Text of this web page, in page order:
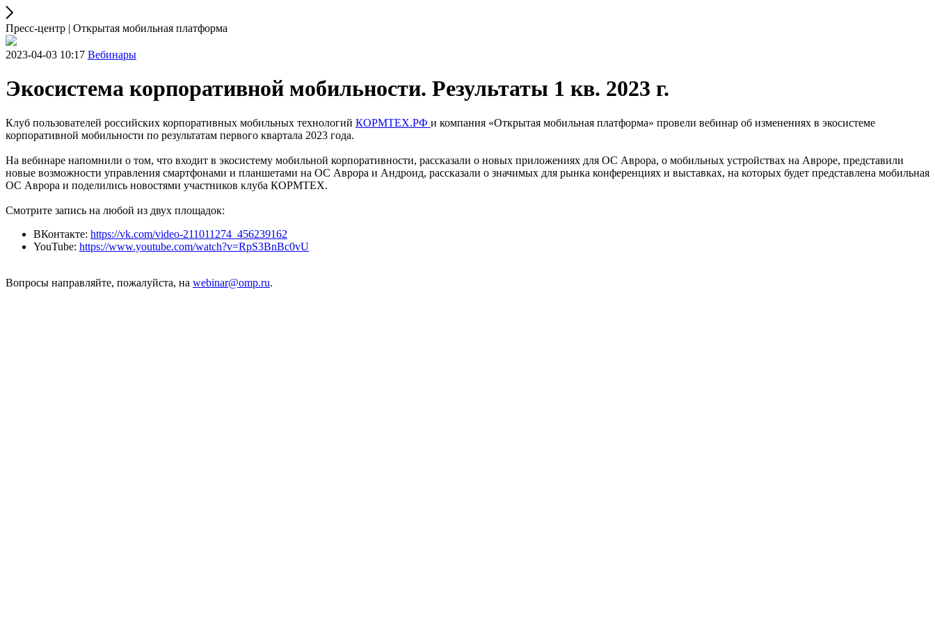
Пресс-центр | Открытая мобильная платформа
2023-04-03 10:17 Вебинары
Экосистема корпоративной мобильности. Результаты 1 кв. 2023 г.
Клуб пользователей российских корпоративных мобильных технологий КОРМТЕХ.РФ и компания «Открытая мобильная платформа» провели вебинар об изменениях в экосистеме
корпоративной мобильности по результатам первого квартала 2023 года.
На вебинаре напомнили о том, что входит в экосистему мобильной корпоративности, рассказали о новых приложениях для ОС Аврора, о мобильных устройствах на Авроре, представили
новые возможности управления смартфонами и планшетами на ОС Аврора и Андроид, рассказали о значимых для рынка конференциях и выставках, на которых будет представлена мобильная
ОС Аврора и поделились новостями участников клуба КОРМТЕХ.
Смотрите запись на любой из двух площадок:
ВКонтакте: https://vk.com/video-211011274_456239162
YouTube: https://www.youtube.com/watch?v=RpS3BnBc0vU
Вопросы направляйте, пожалуйста, на webinar@omp.ru.